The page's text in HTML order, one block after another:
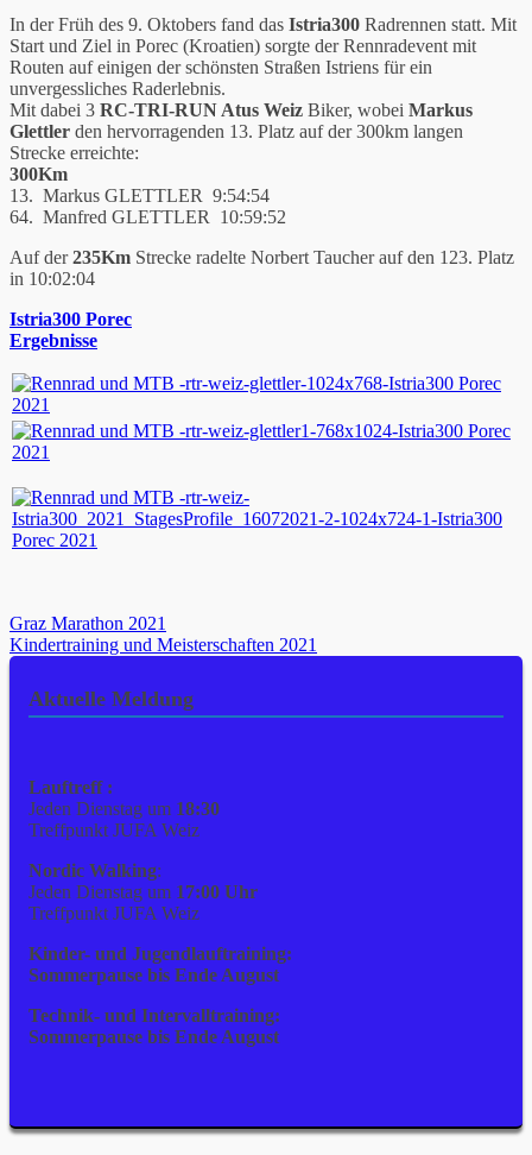
In der Früh des 9. Oktobers fand das Istria300 Radrennen statt. Mit
Start und Ziel in Porec (Kroatien) sorgte der Rennradevent mit
Routen auf einigen der schönsten Straßen Istriens für ein
unvergessliches Raderlebnis.
Mit dabei 3 RC-TRI-RUN Atus Weiz Biker, wobei Markus
Glettler den hervorragenden 13. Platz auf der 300km langen
Strecke erreichte:
300Km
13. Markus GLETTLER 9:54:54
64. Manfred GLETTLER 10:59:52
Auf der235Km Strecke radelte Norbert Taucher auf den 123. Platz
in 10:02:04
Istria300 Porec
Ergebnisse
Beitragsnavigation
Graz Marathon 2021
Kindertraining und Meisterschaften 2021
Aktuelle Meldung
Lauftreff :
Jeden Dienstag um 18:30
Treffpunkt JUFA Weiz
Nordic Walking:
Jeden Dienstag um 17:00 Uhr
Treffpunkt JUFA Weiz
Kinder- und Jugendlauftraining:
Sommerpause bis Ende August
Technik- und Intervalltraining:
Sommerpause bis Ende August